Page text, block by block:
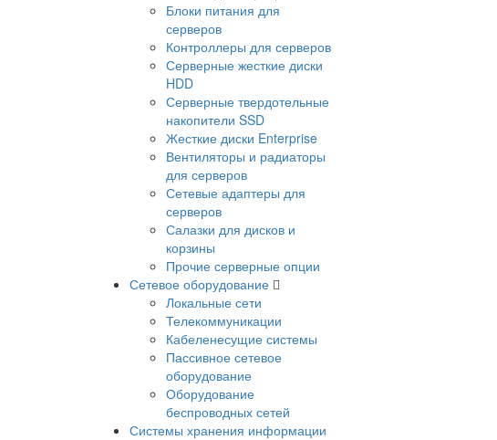
Блоки питания для
серверов
Контроллеры для серверов
Серверные жесткие диски
HDD
Серверные твердотельные
накопители SSD
Жесткие диски Enterprise
Вентиляторы и радиаторы
для серверов
Сетевые адаптеры для
серверов
Салазки для дисков и
корзины
Прочие серверные опции
Сетевое оборудование
Локальные сети
Телекоммуникации
Кабеленесущие системы
Пассивное сетевое
оборудование
Оборудование
беспроводных сетей
Системы хранения информации